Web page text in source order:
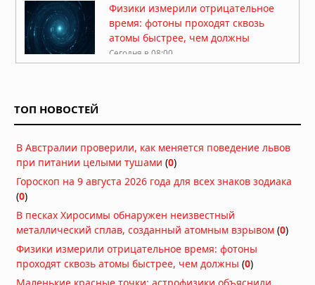
Физики измерили отрицательное
время: фотоны проходят сквозь
атомы быстрее, чем должны
Сегодня в 08:00
изменило направление под Тихим
океаном
Вчера в 10:06
геном вируса — и он заработал
07.08.2026 в 08:59
Вопреки мифам: мужское либидо
достигает пика в 40 лет, а не в 20
ТОП НОВОСТЕЙ
В Австралии проверили, как меняется поведение львов
при питании целыми тушами (0)
Гороскоп на 9 августа 2026 года для всех знаков зодиака
(0)
В песках Хиросимы обнаружен неизвестный
металлический сплав, созданный атомным взрывом (0)
Физики измерили отрицательное время: фотоны
проходят сквозь атомы быстрее, чем должны (0)